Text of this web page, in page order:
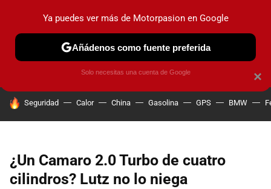
PRUEBAS COCHES ELÉCTRICOS OBSERVATORIO
HOY SE HABLA DE
Seguridad Calor China Gasolina GPS BMW
¿Un Camaro 2.0 Turbo de cuatro
cilindros? Lutz no lo niega
×
Ya puedes ver más de Motorpasion en Google
Añádenos como fuente preferida
Solo necesitas una cuenta de Google